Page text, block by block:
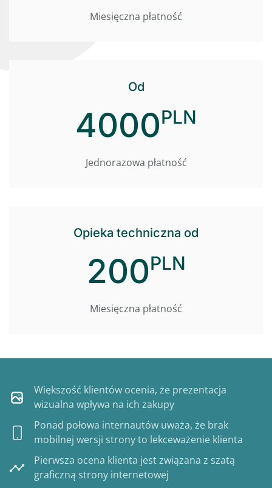
Miesięczna płatność
Od
4000PLN
Jednorazowa płatność
Opieka techniczna od
200PLN
Miesięczna płatność
Większość klientów ocenia, że prezentacja
wizualna wpływa na ich zakupy
Ponad połowa internautów uważa, że brak
mobilnej wersji strony to lekceważenie klienta
Pierwsza ocena klienta jest związana z szatą
graficzną strony internetowej